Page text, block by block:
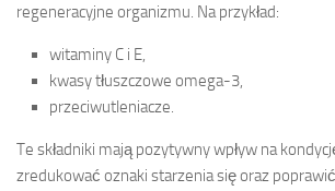
regeneracyjne organizmu. Na przykład:
witaminy C i E,
kwasy tłuszczowe omega-3,
przeciwutleniacze.
Te składniki mają pozytywny wpływ na
zredukować oznaki starzenia się oraz